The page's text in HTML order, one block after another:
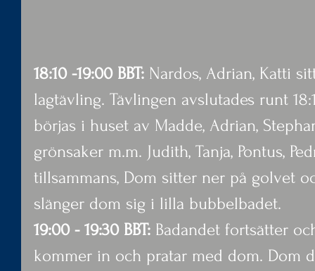
18:10 -19:00 BBT: Nardos, Adrian, Katti
lagtävling. Tävlingen avslutades runt
börjas i huset av Madde, Adrian,
grönsaker m.m. Judith, Tanja, Pontus,
tillsammans, Dom sitter ner på golvet
slänger dom sig i lilla bubbelbadet.
19:00 - 19:30 BBT: Badandet fortsätter
kommer in och pratar med dom. Dom